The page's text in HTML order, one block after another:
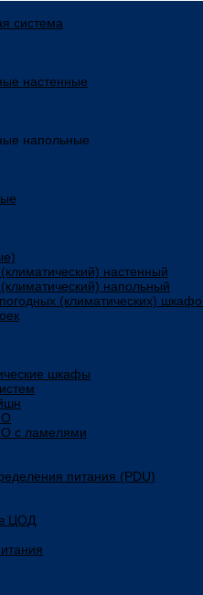
система
настенные
напольные
настенный
напольный
(климатических)
шкафы
с ламелями
питания (PDU)
ЦОД